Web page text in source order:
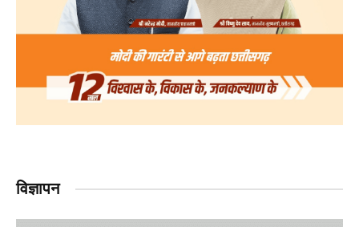
विज्ञापन